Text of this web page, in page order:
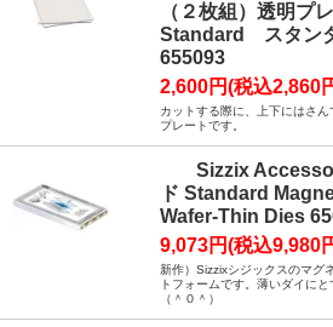
（２枚組）透明プ
Standard スタン
655093
2,600円(税込2,860
カットする際に、上下にはさ
プレートです。
Sizzix
ド Standard
Wafer-Thin Dies
9,073円(税込9,980
新作）Sizzixシジックスのマグ
トフォームです。薄いダイに
（＾０＾）